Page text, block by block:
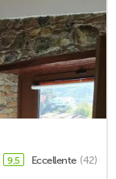
9,5 Eccellente (42)